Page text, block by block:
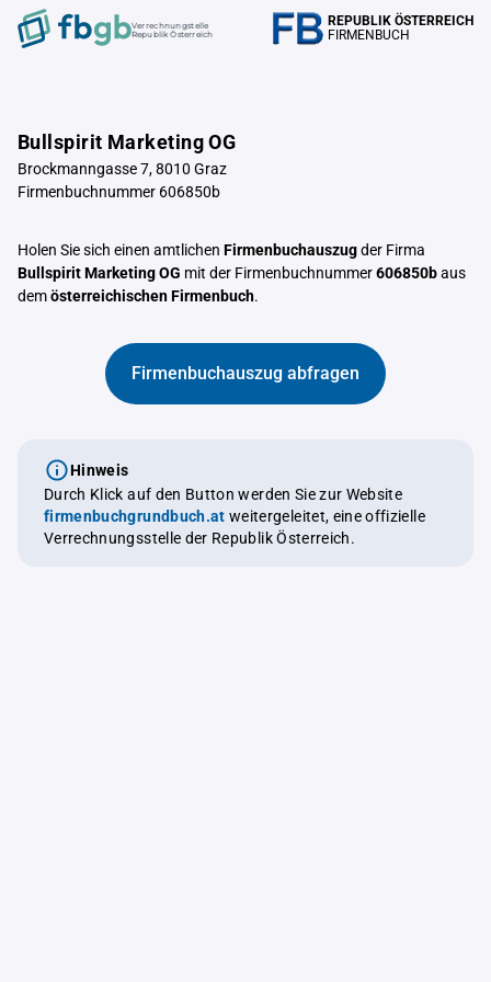
Verrechnungstelle
Republik Österreich
REPUBLIK ÖSTERREICH
FIRMENBUCH
Bullspirit Marketing OG
Brockmanngasse 7, 8010 Graz
Firmenbuchnummer 606850b
Holen Sie sich einen amtlichen Firmenbuchauszugder Firma
Bullspirit Marketing OG mit der Firmenbuchnummer606850baus
demösterreichischen Firmenbuch.
Firmenbuchauszug abfragen
Hinweis
Durch Klick auf den Button werden Sie zur Website
firmenbuchgrundbuch.at weitergeleitet, eine offizielle
Verrechnungsstelle der Republik Österreich.